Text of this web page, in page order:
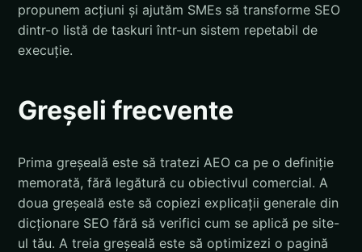
propunem acțiuni și ajutăm SMEs să transforme SEO
dintr-o listă de taskuri într-un sistem repetabil de
execuție.
Greșeli frecvente
Prima greșeală este să tratezi AEO ca pe o definiție
memorată, fără legătură cu obiectivul comercial. A
doua greșeală este să copiezi explicații generale din
dicționare SEO fără să verifici cum se aplică pe site-
ul tău. A treia greșeală este să optimizezi o pagină